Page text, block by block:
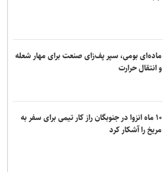
ماده‌ای بومی، سپر پف‌زای صنعت برای مهار شعله
و انتقال حرارت
۱۰ ماه انزوا در جنوبگان راز کار تیمی برای سفر به
مریخ را آشکار کرد